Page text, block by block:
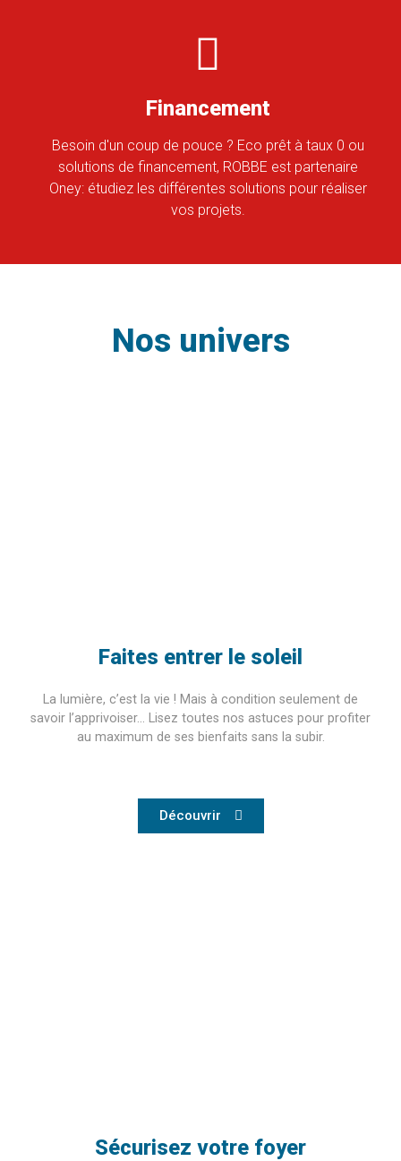
Financement
Besoin d'un coup de pouce ? Eco prêt à taux 0 ou
solutions de financement, ROBBE est partenaire
Oney: étudiez les différentes solutions pour réaliser
vos projets.
Nos univers
Faites entrer le soleil
La lumière, c’est la vie ! Mais à condition seulement de
savoir l’apprivoiser… Lisez toutes nos astuces pour profiter
au maximum de ses bienfaits sans la subir.
Découvrir
Sécurisez votre foyer